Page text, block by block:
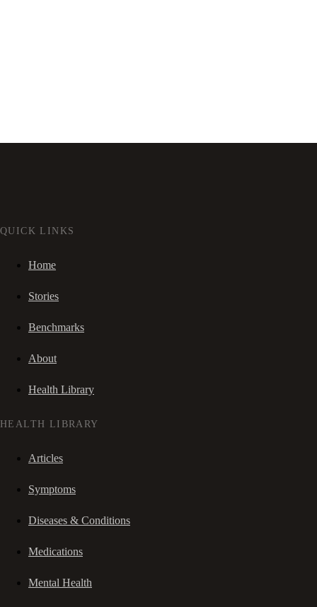
QUICK LINKS
Home
Stories
Benchmarks
About
Health Library
HEALTH LIBRARY
Articles
Symptoms
Diseases & Conditions
Medications
Mental Health